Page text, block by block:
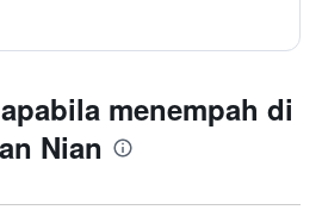
menempah di
Nian